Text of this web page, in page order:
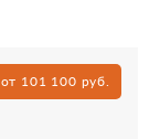
от 101 100 руб.